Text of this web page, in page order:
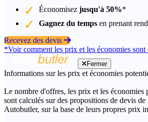
Économisez jusqu'à 50%*
Gagnez du temps en prenant
Recevez des devis
*Voir comment les prix et les économies sont
Fermer
Informations sur les prix et économies
Le nombre d'offres, les prix et les économies
sont calculés sur des propositions de devis de
Autobutler, sur la base de leurs propres prix